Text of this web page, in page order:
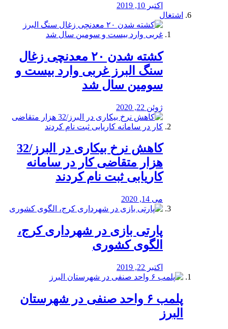
اکتبر 10, 2019
اشتغال
کشته شدن ۲۰ معدنچی زغال
سنگ البرز غربی وارد بیست و
سومین سال شد
ژوئن 22, 2020
کاهش نرخ بیکاری در البرز/32
هزار متقاضی کار در سامانه
کاریابی ثبت نام کردند
می 14, 2020
پارتی بازی در شهرداری کرج،
الگوی کشوری
اکتبر 22, 2019
پلمب ۶ واحد صنفی در شهرستان
البرز